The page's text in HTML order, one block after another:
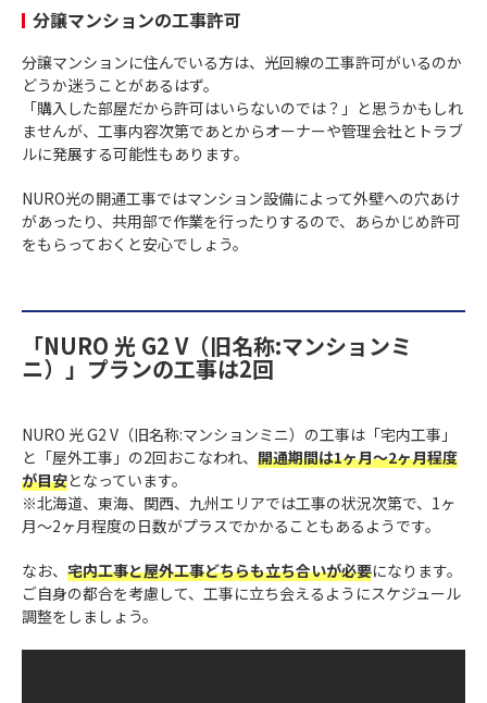
分譲マンションの工事許可
分譲マンションに住んでいる方は、光回線の工事許可がいるのか
どうか迷うことがあるはず。
「購入した部屋だから許可はいらないのでは？」と思うかもしれ
ませんが、工事内容次第であとからオーナーや管理会社とトラブ
ルに発展する可能性もあります。
NURO光の開通工事ではマンション設備によって外壁への穴あけ
があったり、共用部で作業を行ったりするので、あらかじめ許可
をもらっておくと安心でしょう。
「NURO 光 G2 V（旧名称:マンションミ
ニ）」プランの工事は2回
NURO 光 G2 V（旧名称:マンションミニ）の工事は「宅内工事」
と「屋外工事」の2回おこなわれ、 開通期間は1ヶ月〜2ヶ月程度
が目安となっています。
※北海道、東海、関西、九州エリアでは工事の状況次第で、1ヶ
月〜2ヶ月程度の日数がプラスでかかることもあるようです。
なお、 宅内工事と屋外工事どちらも立ち合いが必要になります。
ご自身の都合を考慮して、工事に立ち会えるようにスケジュール
調整をしましょう。